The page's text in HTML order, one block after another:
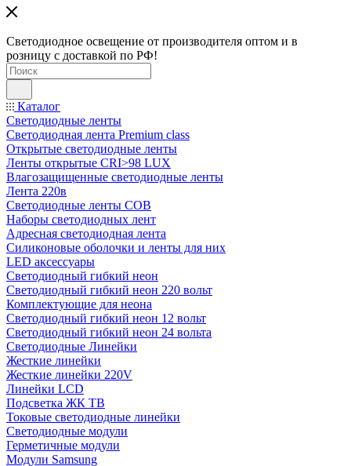
Светодиодное освещение от производителя оптом и в
розницу с доставкой по РФ!
Каталог
Светодиодные ленты
Светодиодная лента Premium class
Открытые светодиодные ленты
Ленты открытые CRI>98 LUX
Влагозащищенные светодиодные ленты
Лента 220в
Светодиодные ленты COB
Наборы светодиодных лент
Адресная светодиодная лента
Силиконовые оболочки и ленты для них
LED аксессуары
Светодиодный гибкий неон
Светодиодный гибкий неон 220 вольт
Комплектующие для неона
Светодиодный гибкий неон 12 вольт
Светодиодный гибкий неон 24 вольта
Светодиодные Линейки
Жесткие линейки
Жесткие линейки 220V
Линейки LCD
Подсветка ЖК ТВ
Токовые светодиодные линейки
Светодиодные модули
Герметичные модули
Модули Samsung